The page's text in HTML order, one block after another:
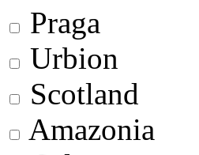
Praga
Urbion
Scotland
Amazonia